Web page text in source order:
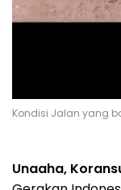
Kondisi Jalan yang
Unaaha,